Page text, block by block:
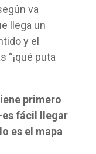
va
llega un
y el
“¡qué puta
primero
es fácil llegar
es el mapa